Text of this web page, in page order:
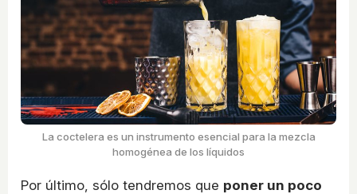
La coctelera es un instrumento esencial para la mezcla
homogénea de los líquidos
Por último, sólo tendremos que poner un poco